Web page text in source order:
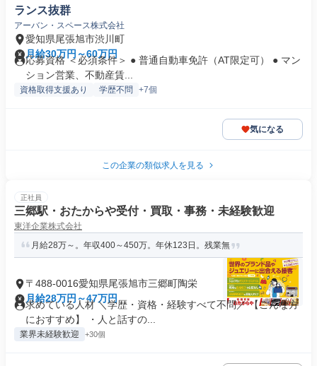
ランス抜群
アーバン・スペース株式会社
愛知県尾張旭市渋川町
月給30万円～60万円
応募資格 ＜必須条件＞ ● 普通自動車免許（AT限定可） ● マン
ション営業、不動産賃...
資格取得支援あり 学歴不問 +7個
気になる
この企業の類似求人を見る
正社員
三郷駅・おたからや受付・買取・事務・未経験歓迎
東洋企業株式会社
月給28万～。年収400～450万。年休123日。残業無
〒488-0016愛知県尾張旭市三郷町陶栄
月給28万円～47万円
求めている人材 ＼学歴・資格・経験すべて不問／ 【こんな方
におすすめ】 ・人と話すの...
業界未経験歓迎 +30個